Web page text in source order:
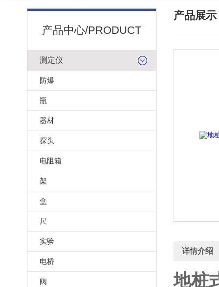
产品中心/PRODUCT
测定仪
防爆
瓶
器材
探头
电阻箱
架
盒
尺
实验
电桥
阀
产品展示
详情介绍
地桩